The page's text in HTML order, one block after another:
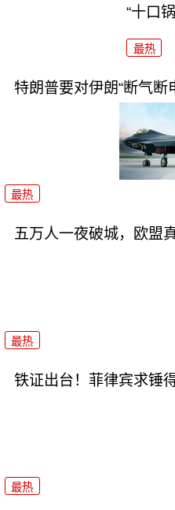
“十口
最热
特朗普要对伊朗“断气断
最热
五万人一夜破城，欧盟
最热
铁证出台！菲律宾求锤
最热